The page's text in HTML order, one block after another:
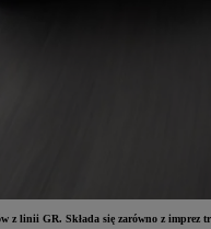
z linii GR. Składa się zarówno z